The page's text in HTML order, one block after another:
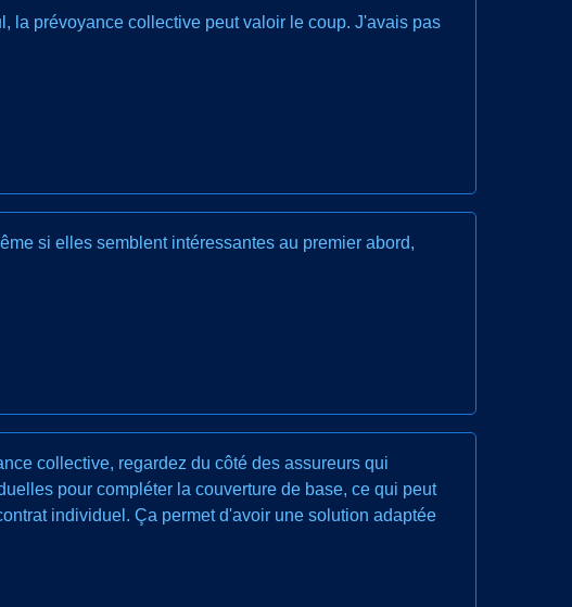
la prévoyance collective peut valoir le coup. J'avais pas
si elles semblent intéressantes au premier abord,
collective, regardez du côté des assureurs qui
pour compléter la couverture de base, ce qui peut
individuel. Ça permet d'avoir une solution adaptée